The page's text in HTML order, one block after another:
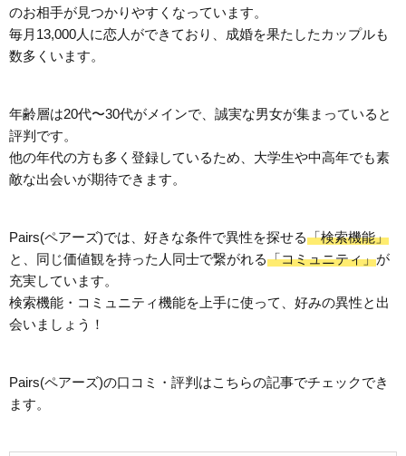
のお相手が見つかりやすくなっています。
毎月13,000人に恋人ができており、成婚を果たしたカップルも
数多くいます。
年齢層は20代〜30代がメインで、誠実な男女が集まっていると
評判です。
他の年代の方も多く登録しているため、大学生や中高年でも素
敵な出会いが期待できます。
Pairs(ペアーズ)では、好きな条件で異性を探せる「検索機能」
と、同じ価値観を持った人同士で繋がれる「コミュニティ」が
充実しています。
検索機能・コミュニティ機能を上手に使って、好みの異性と出
会いましょう！
Pairs(ペアーズ)の口コミ・評判はこちらの記事でチェックでき
ます。